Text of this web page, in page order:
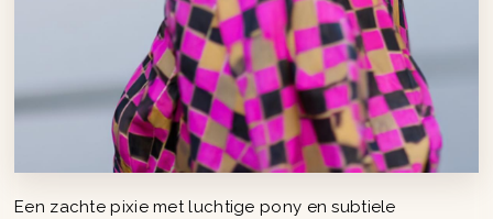
Een zachte pixie met luchtige pony en subtiele